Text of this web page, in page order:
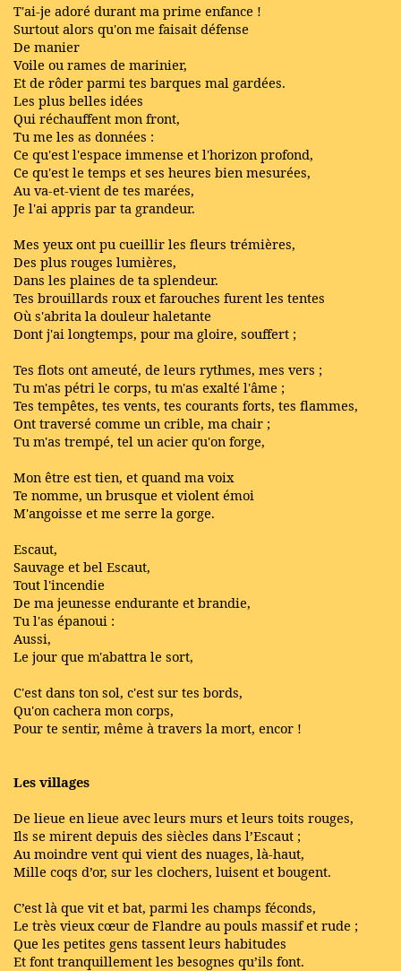
T'ai-je adoré durant ma prime enfance !
Surtout alors qu'on me faisait défense
De manier
Voile ou rames de marinier,
Et de rôder parmi tes barques mal gardées.
Les plus belles idées
Qui réchauffent mon front,
Tu me les as données :
Ce qu'est l'espace immense et l'horizon profond,
Ce qu'est le temps et ses heures bien mesurées,
Au va-et-vient de tes marées,
Je l'ai appris par ta grandeur.
Mes yeux ont pu cueillir les fleurs trémières,
Des plus rouges lumières,
Dans les plaines de ta splendeur.
Tes brouillards roux et farouches furent les tentes
Où s'abrita la douleur haletante
Dont j'ai longtemps, pour ma gloire, souffert ;
Tes flots ont ameuté, de leurs rythmes, mes vers ;
Tu m'as pétri le corps, tu m'as exalté l'âme ;
Tes tempêtes, tes vents, tes courants forts, tes flammes,
Ont traversé comme un crible, ma chair ;
Tu m'as trempé, tel un acier qu'on forge,
Mon être est tien, et quand ma voix
Te nomme, un brusque et violent émoi
M'angoisse et me serre la gorge.
Escaut,
Sauvage et bel Escaut,
Tout l'incendie
De ma jeunesse endurante et brandie,
Tu l'as épanoui :
Aussi,
Le jour que m'abattra le sort,
C'est dans ton sol, c'est sur tes bords,
Qu'on cachera mon corps,
Pour te sentir, même à travers la mort, encor !
Les villages
De lieue en lieue avec leurs murs et leurs toits rouges,
Ils se mirent depuis des siècles dans l’Escaut ;
Au moindre vent qui vient des nuages, là-haut,
Mille coqs d’or, sur les clochers, luisent et bougent.
C’est là que vit et bat, parmi les champs féconds,
Le très vieux cœur de Flandre au pouls massif et rude ;
Que les petites gens tassent leurs habitudes
Et font tranquillement les besognes qu’ils font.